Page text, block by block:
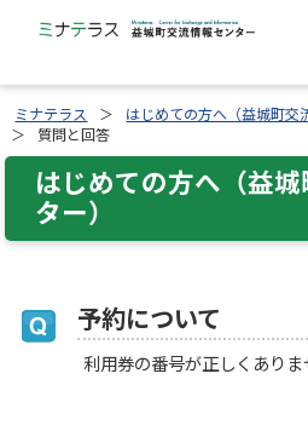
ミナテラス はじめての方へ（益城町交
質問と回答
はじめての方へ（益
ター）
予約について
利用券の番号が正しくあり